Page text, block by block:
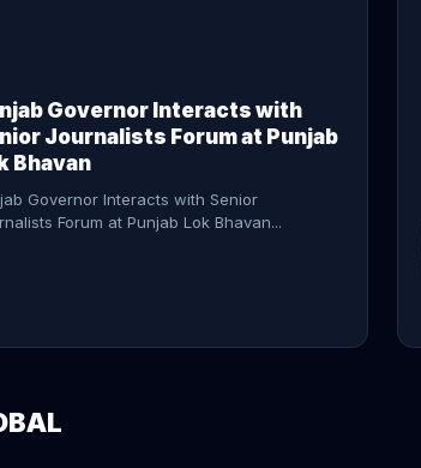
Governor Interacts with
Journalists Forum at Punjab
Bhavan
Governor Interacts with Senior
Forum at Punjab Lok Bhavan...